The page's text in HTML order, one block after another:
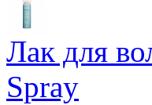
Лак для
Spray